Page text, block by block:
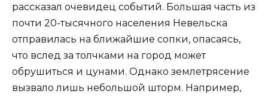
рассказал очевидец событий. Большая часть из
почти 20-тысячного населения Невельска
отправилась на ближайшие сопки, опасаясь,
что вслед за толчками на город может
обрушиться и цунами. Однако землетрясение
вызвало лишь небольшой шторм. Например,